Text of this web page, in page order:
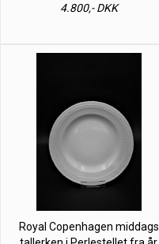
4.800,- DKK
Royal Copenhagen middags